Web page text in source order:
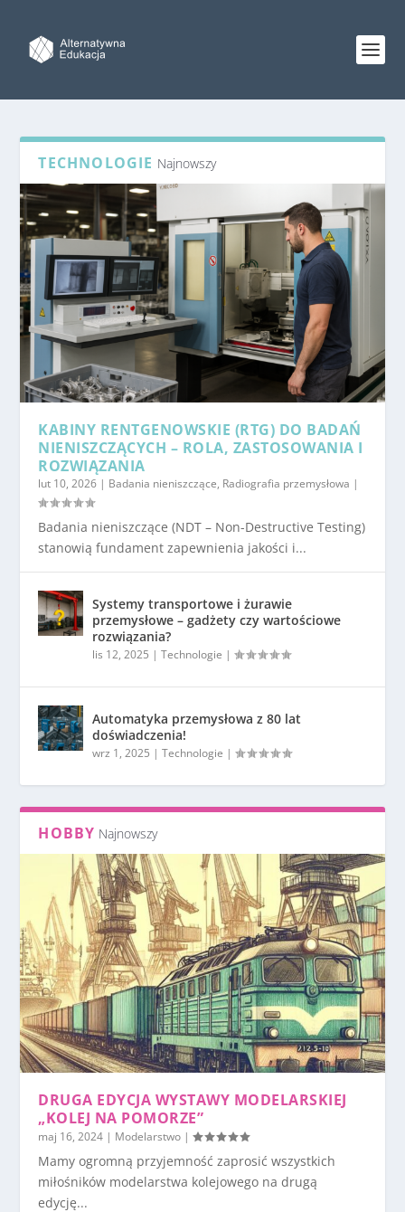
TECHNOLOGIE Najnowszy
KABINY RENTGENOWSKIE (RTG) DO BADAŃ
NIENISZCZĄCYCH – ROLA, ZASTOSOWANIA I
ROZWIĄZANIA
lut 10, 2026 | Badania nieniszczące, Radiografia przemysłowa |
Badania nieniszczące (NDT – Non-Destructive Testing)
stanowią fundament zapewnienia jakości i...
Systemy transportowe i żurawie
przemysłowe – gadżety czy wartościowe
rozwiązania?
lis 12, 2025 |Technologie |
Automatyka przemysłowa z 80 lat
doświadczenia!
wrz 1, 2025 |Technologie |
HOBBY Najnowszy
DRUGA EDYCJA WYSTAWY MODELARSKIEJ
„KOLEJ NA POMORZE”
maj 16, 2024 | Modelarstwo |
Mamy ogromną przyjemność zaprosić wszystkich
miłośników modelarstwa kolejowego na drugą
edycję...